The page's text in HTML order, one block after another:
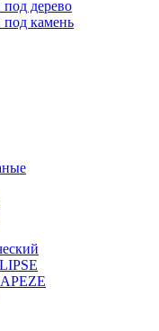
дерево
камень